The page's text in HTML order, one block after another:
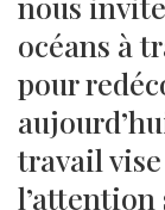
océans à
pour
travail